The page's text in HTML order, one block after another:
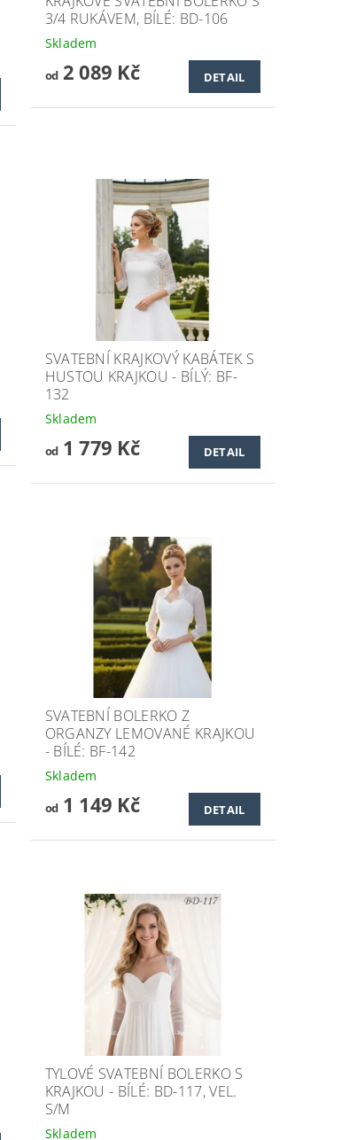
3/4 RUKÁVEM, BÍLÉ: BD-106
Skladem
od2 089 Kč DETAIL
SVATEBNÍ KRAJKOVÝ KABÁTEK S
HUSTOU KRAJKOU - BÍLÝ: BF-
132
Skladem
od1 779 Kč DETAIL
SVATEBNÍ BOLERKO Z
ORGANZY LEMOVANÉ KRAJKOU
- BÍLÉ: BF-142
Skladem
od1 149 Kč DETAIL
TYLOVÉ SVATEBNÍ BOLERKO S
KRAJKOU - BÍLÉ: BD-117, VEL.
S/M
Skladem